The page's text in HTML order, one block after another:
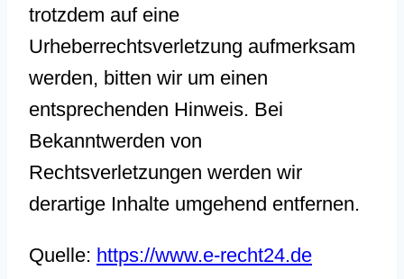
trotzdem auf eine
Urheberrechtsverletzung aufmerksam
werden, bitten wir um einen
entsprechenden Hinweis. Bei
Bekanntwerden von
Rechtsverletzungen werden wir
derartige Inhalte umgehend entfernen.
Quelle: https://www.e-recht24.de